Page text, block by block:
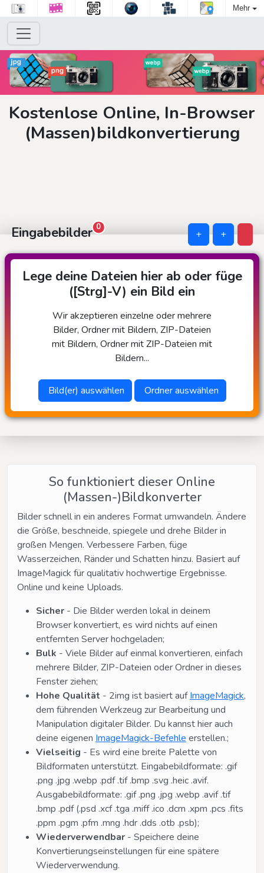
Mehr
Kostenlose Online, In-Browser
(Massen)bildkonvertierung
0
Eingabebilder + +
Lege deine Dateien hier ab oder füge
([Strg]-V) ein Bild ein
Wir akzeptieren einzelne oder mehrere
Bilder, Ordner mit Bildern, ZIP-Dateien
mit Bildern, Ordner mit ZIP-Dateien mit
Bildern...
Bild(er) auswählen Ordner auswählen
So funktioniert dieser Online
(Massen-)Bildkonverter
Bilder schnell in ein anderes Format umwandeln. Ändere
die Größe, beschneide, spiegele und drehe Bilder in
großen Mengen. Verbessere Farben, füge
Wasserzeichen, Ränder und Schatten hinzu. Basiert auf
ImageMagick für qualitativ hochwertige Ergebnisse.
Online und keine Uploads.
Sicher - Die Bilder werden lokal in deinem
Browser konvertiert, es wird nichts auf einen
entfernten Server hochgeladen;
Bulk - Viele Bilder auf einmal konvertieren, einfach
mehrere Bilder, ZIP-Dateien oder Ordner in dieses
Fenster ziehen;
Hohe Qualität - 2img ist basiert aufImageMagick,
dem führenden Werkzeug zur Bearbeitung und
Manipulation digitaler Bilder. Du kannst hier auch
deine eigenen ImageMagick-Befehle erstellen.;
Vielseitig - Es wird eine breite Palette von
Bildformaten unterstützt. Eingabebildformate: .gif
.png .jpg .webp .pdf .tif .bmp .svg .heic .avif.
Ausgabebildformate: .gif .png .jpg .webp .avif .tif
.bmp .pdf (.psd .xcf .tga .miff .ico .dcm .xpm .pcs .fits
.ppm .pgm .pfm .mng .hdr .dds .otb .psb);
Wiederverwendbar - Speichere deine
Konvertierungseinstellungen für eine spätere
Wiederverwendung.